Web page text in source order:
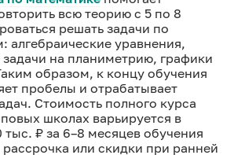
всю теорию с 5 по 8
решать задачи по
алгебраические уравнения,
задачи на планиметрию, графики
образом, к концу обучения
пробелы и отрабатывает
Стоимость полного курса
школах варьируется в
тыс. ₽ за 6–8 месяцев обучения
рассрочка или скидки при ранней